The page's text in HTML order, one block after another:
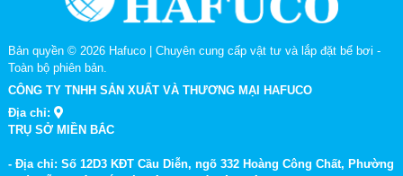
Bản quyền © 2026 Hafuco | Chuyên cung cấp vật tư và lắp đặt bể bơi -
Toàn bộ phiên bản.
CÔNG TY TNHH SẢN XUẤT VÀ THƯƠNG MẠI HAFUCO
Địa chỉ:
TRỤ SỞ MIỀN BẮC
- Địa chỉ: Số 12D3 KĐT Cầu Diễn, ngõ 332 Hoàng Công Chất, Phường